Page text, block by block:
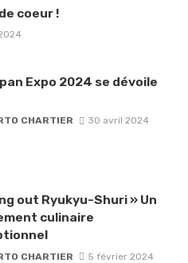
coeur !
Expo 2024 se dévoile
CHARTIER 30 avril 2024
out Ryukyu-Shuri » Un
culinaire
CHARTIER 5 février 2024